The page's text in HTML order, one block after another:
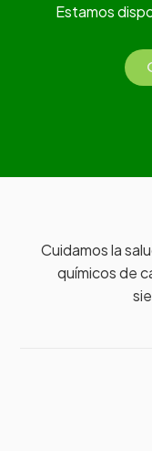
Estamos
Cuidamos la
químicos de